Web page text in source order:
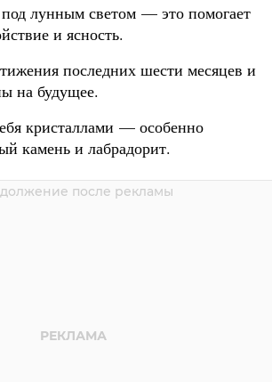
лунным светом — это помогает
и ясность.
последних шести месяцев и
на будущее.
кристаллами — особенно
камень и лабрадорит.